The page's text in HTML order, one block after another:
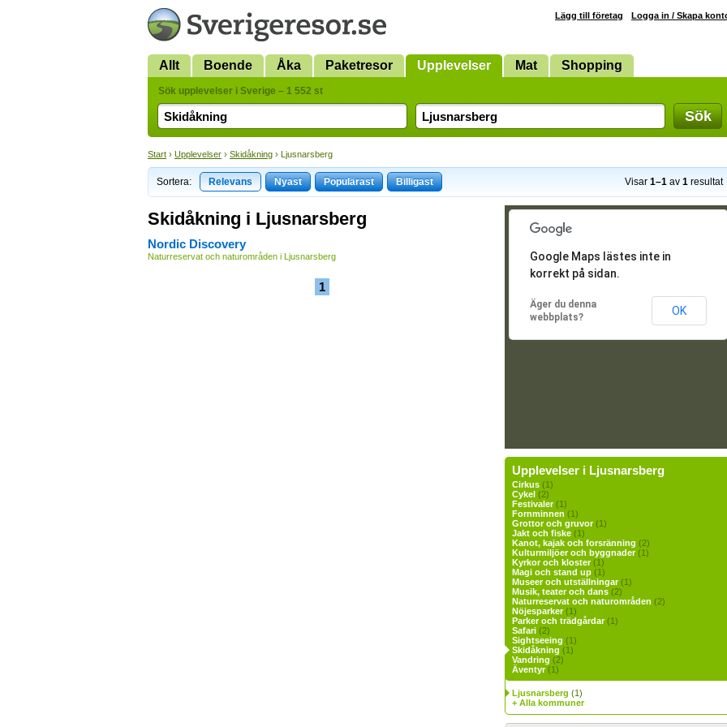
Lägg till företag Logga in / Skapa
Allt Boende Åka Paketresor Upplevelser Mat Shopping
Sök upplevelser i Sverige – 1 552 st
Sök
Start › Upplevelser › Skidåkning › Ljusnarsberg
Sortera: Relevans Nyast Populärast Billigast Visar 1–1 av 1 resultat
Skidåkning i Ljusnarsberg
Nordic Discovery
Naturreservat och naturområden i Ljusnarsberg
1
Google Maps lästes inte in
korrekt på sidan.
Äger du denna
webbplats?
OK
Upplevelser i Ljusnarsberg
Cirkus (1)
Cykel (2)
Festivaler(1)
Fornminnen (1)
Grottor och gruvor(1)
Jakt och fiske (1)
Kanot, kajak och forsränning (2)
Kulturmiljöer och byggnader(1)
Kyrkor och kloster(1)
Magi och stand up (1)
Museer och utställningar(1)
Musik, teater och dans (2)
Naturreservat och naturområden (2)
Nöjesparker(1)
Parker och trädgårdar(1)
Safari (2)
Sightseeing (1)
Skidåkning (1)
Vandring (2)
Äventyr(1)
Ljusnarsberg (1)
+ Alla kommuner